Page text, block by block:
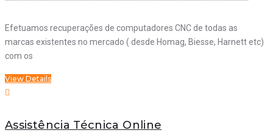
Efetuamos recuperações de computadores CNC de todas as
marcas existentes no mercado ( desde Homag, Biesse, Harnett etc)
com os
View Details
Assistência Técnica Online